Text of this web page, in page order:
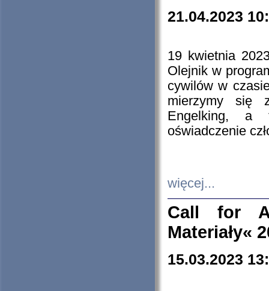
21.04.2023
19 kwietnia
Olejnik w
cywilów w
mierzymy się
Engelking, a
oświadczenie
więcej...
Call for
Materiały«
15.03.2023